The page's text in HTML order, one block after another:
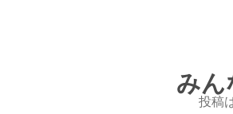
みん
投稿